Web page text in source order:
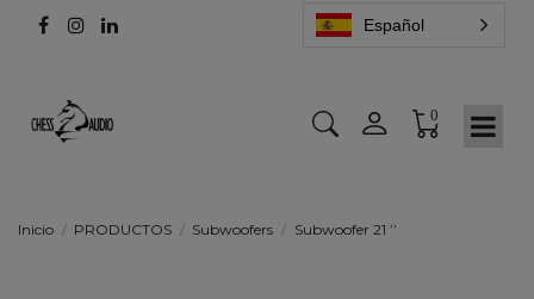
Español
0
Inicio PRODUCTOS Subwoofers Subwoofer 21 ʼʼ